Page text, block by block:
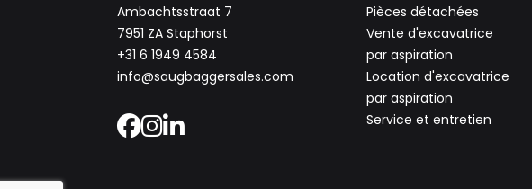
Ambachtsstraat 7
7951 ZA Staphorst
+31 6 1949 4584
info@saugbaggersales.com
Pièces détachées
Vente d'excavatrice
par aspiration
Location d'excavatrice
par aspiration
Service et entretien